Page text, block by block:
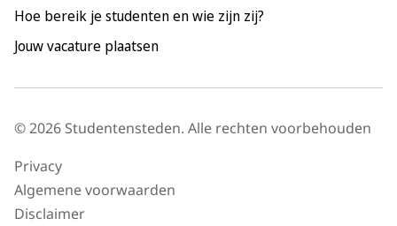
Hoe bereik je studenten en wie zijn zij?
Jouw vacature plaatsen
© 2026 Studentensteden. Alle rechten voorbehouden
Privacy
Algemene voorwaarden
Disclaimer